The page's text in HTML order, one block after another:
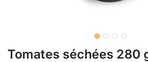
Tomates séchées 280